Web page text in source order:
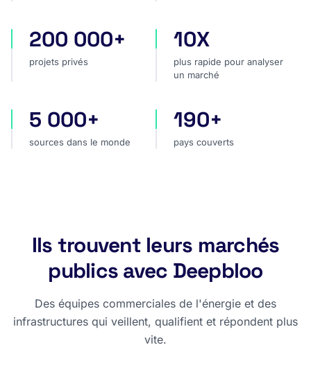
projets privés
200 000+
projets privés
plus rapide pour analyser
10X
plus rapide pour analyser
un marché
sources dans le monde
5 000+
sources dans le monde
pays couverts
190+
pays couverts
Ils trouvent leurs marchés
publics avec Deepbloo
Des équipes commerciales de l'énergie et des
infrastructures qui veillent, qualifient et répondent plus
vite.